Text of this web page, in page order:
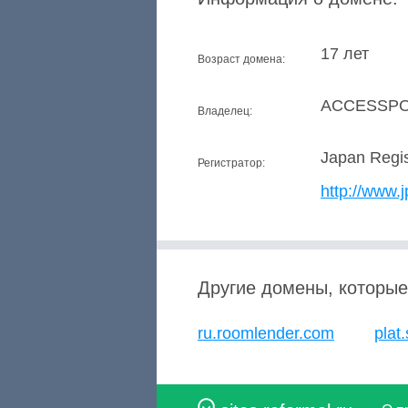
Возраст домена: 17 лет
Владелец:
Регистратор:
Japan
http://
Другие домены,
ru.roomlender.com